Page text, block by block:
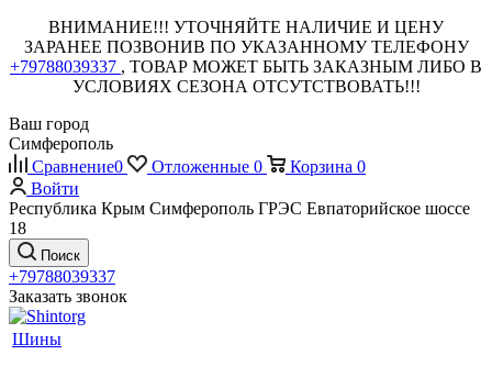
ВНИМАНИЕ!!! УТОЧНЯЙТЕ НАЛИЧИЕ И ЦЕНУ
ЗАРАНЕЕ ПОЗВОНИВ ПО УКАЗАННОМУ ТЕЛЕФОНУ
+79788039337 , ТОВАР МОЖЕТ БЫТЬ ЗАКАЗНЫМ ЛИБО В
УСЛОВИЯХ СЕЗОНА ОТСУТСТВОВАТЬ!!!
Ваш город
Симферополь
Сравнение0 Отложенные 0 Корзина 0
Войти
Республика Крым Симферополь ГРЭС Евпаторийское шоссе
18
Поиск
+79788039337
Заказать звонок
Шины